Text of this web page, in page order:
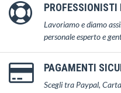
PROFESSIONISTI
Lavoriamo e diamo
personale esperto e
PAGAMENTI
Scegli tra Paypal,